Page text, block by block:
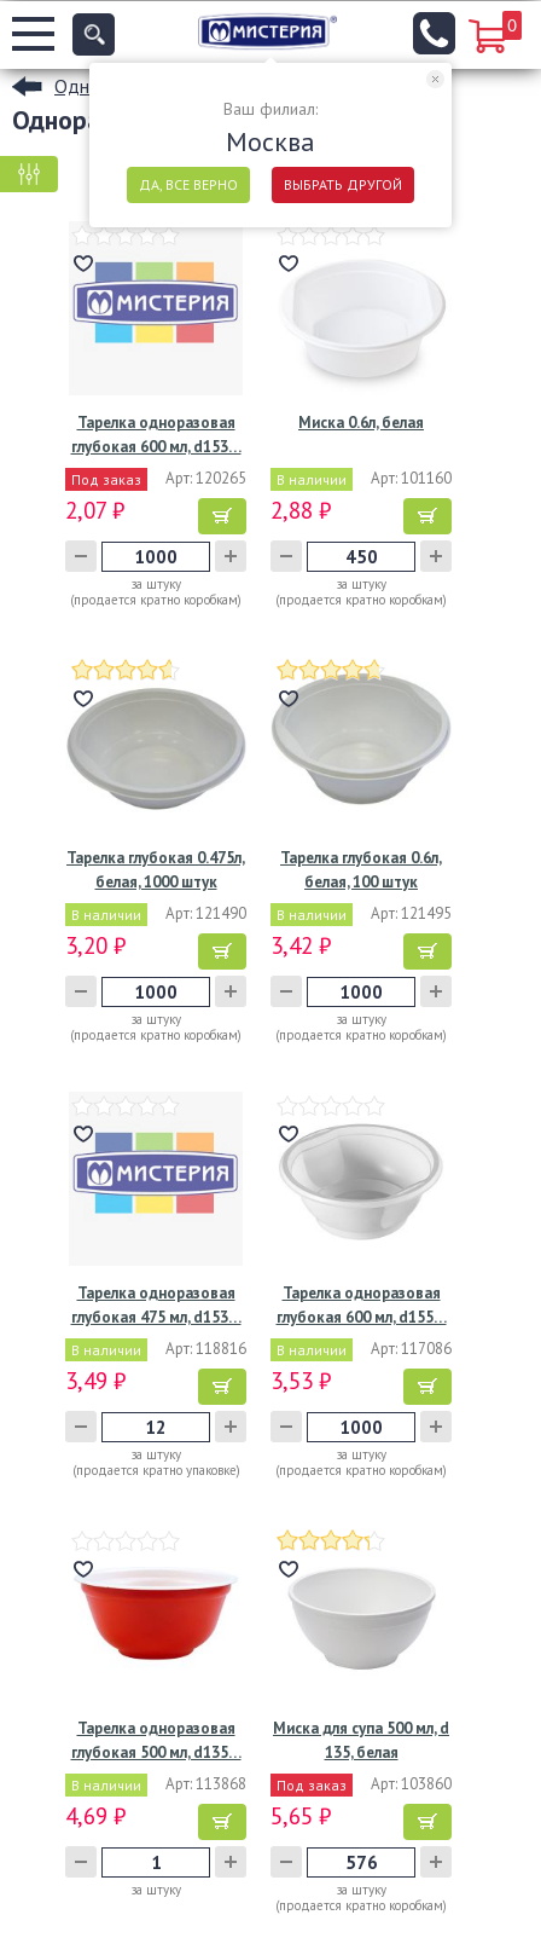
Ваш филиал:
Москва
ДА, ВСЕ ВЕРНО ВЫБРАТЬ ДРУГОЙ
0
Одноразовые тарелки
Одноразовые глубокие тарелки
Тарелка одноразовая
глубокая 600 мл, d153…
Под заказ Арт: 120265
2,07 ₽
за штуку
(продается кратно коробкам)
Миска 0.6л, белая
В наличии Арт: 101160
2,88 ₽
за штуку
(продается кратно коробкам)
Тарелка глубокая 0.475л,
белая, 1000 штук
В наличии Арт: 121490
3,20 ₽
за штуку
(продается кратно коробкам)
Тарелка глубокая 0.6л,
белая, 100 штук
В наличии Арт: 121495
3,42 ₽
за штуку
(продается кратно коробкам)
Тарелка одноразовая
глубокая 475 мл, d153…
В наличии Арт: 118816
3,49 ₽
за штуку
(продается кратно упаковке)
Тарелка одноразовая
глубокая 600 мл, d155…
В наличии Арт: 117086
3,53 ₽
за штуку
(продается кратно коробкам)
Тарелка одноразовая
глубокая 500 мл, d135…
В наличии Арт: 113868
4,69 ₽
за штуку
Миска для супа 500 мл, d
135, белая
Под заказ Арт: 103860
5,65 ₽
за штуку
(продается кратно коробкам)